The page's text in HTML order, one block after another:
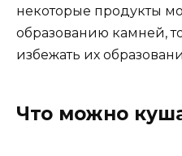
некоторые продукты
образованию камней,
избежать их
Что можно